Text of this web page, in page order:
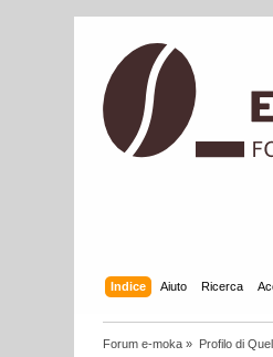
Indice Aiuto Ricerca
Forum e-moka » Profilo di